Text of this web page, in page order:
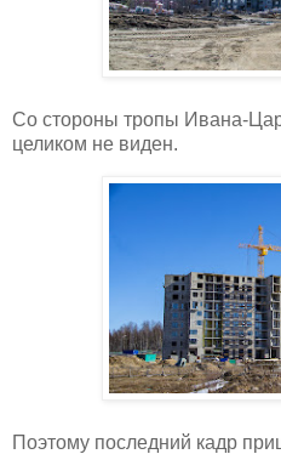
Со стороны тропы Ивана-
целиком не виден.
Поэтому последний кадр